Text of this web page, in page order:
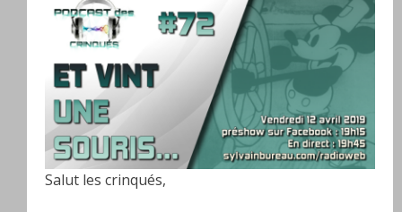
Salut les crinqués,